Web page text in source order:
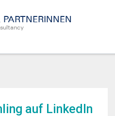
auf LinkedIn